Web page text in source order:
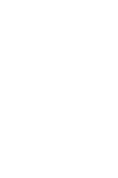
"Tripartite"